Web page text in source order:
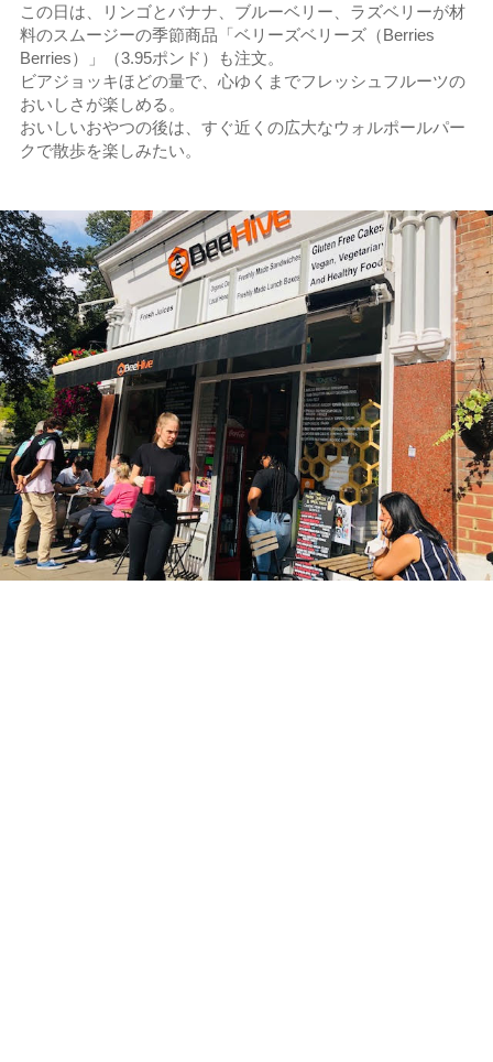
この日は、リンゴとバナナ、ブルーベリー、ラズベリーが材
料のスムージーの季節商品「ベリーズベリーズ（Berries
Berries）」（3.95ポンド）も注文。
ビアジョッキほどの量で、心ゆくまでフレッシュフルーツの
おいしさが楽しめる。
おいしいおやつの後は、すぐ近くの広大なウォルポールパー
クで散歩を楽しみたい。